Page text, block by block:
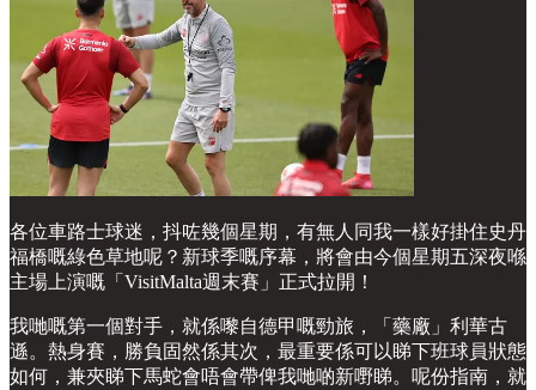
各位車路士球迷，抖咗幾個星期，有無人同我一樣好掛住史丹
福橋嘅綠色草地呢？新球季嘅序幕，將會由今個星期五深夜喺
主場上演嘅「VisitMalta週末賽」正式拉開！
我哋嘅第一個對手，就係嚟自德甲嘅勁旅，「藥廠」利華古
遜。熱身賽，勝負固然係其次，最重要係可以睇下班球員狀態
如何，兼夾睇下馬蛇會唔會帶俾我哋啲新嘢睇。呢份指南，就